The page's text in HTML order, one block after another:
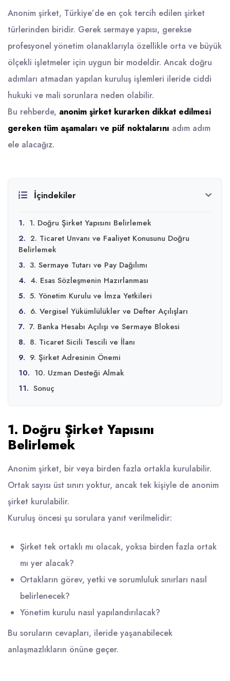
Anonim şirket, Türkiye’de en çok tercih edilen şirket
türlerinden biridir. Gerek sermaye yapısı, gerekse
profesyonel yönetim olanaklarıyla özellikle orta ve büyük
ölçekli işletmeler için uygun bir modeldir. Ancak doğru
adımları atmadan yapılan kuruluş işlemleri ileride ciddi
hukuki ve mali sorunlara neden olabilir.
Bu rehberde, anonim şirket kurarken dikkat edilmesi
gereken tüm aşamaları ve püf noktalarını adım adım
ele alacağız.
İçindekiler
1. 1. Doğru Şirket Yapısını Belirlemek
2. 2. Ticaret Unvanı ve Faaliyet Konusunu Doğru
Belirlemek
3. 3. Sermaye Tutarı ve Pay Dağılımı
4. 4. Esas Sözleşmenin Hazırlanması
5. 5. Yönetim Kurulu ve İmza Yetkileri
6. 6. Vergisel Yükümlülükler ve Defter Açılışları
7. 7. Banka Hesabı Açılışı ve Sermaye Blokesi
8. 8. Ticaret Sicili Tescili ve İlanı
9. 9. Şirket Adresinin Önemi
10. 10. Uzman Desteği Almak
11. Sonuç
1. Doğru Şirket Yapısını
Belirlemek
Anonim şirket, bir veya birden fazla ortakla kurulabilir.
Ortak sayısı üst sınırı yoktur, ancak tek kişiyle de anonim
şirket kurulabilir.
Kuruluş öncesi şu sorulara yanıt verilmelidir:
Şirket tek ortaklı mı olacak, yoksa birden fazla ortak
mı yer alacak?
Ortakların görev, yetki ve sorumluluk sınırları nasıl
belirlenecek?
Yönetim kurulu nasıl yapılandırılacak?
Bu soruların cevapları, ileride yaşanabilecek
anlaşmazlıkların önüne geçer.